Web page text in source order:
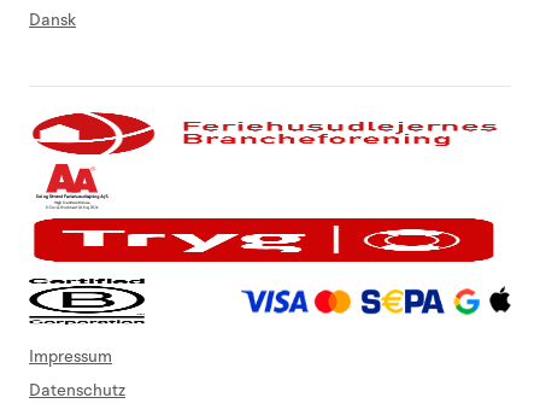
Dansk
Impressum
Datenschutz